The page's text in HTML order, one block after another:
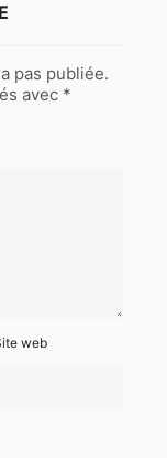
pas publiée.
avec *
web